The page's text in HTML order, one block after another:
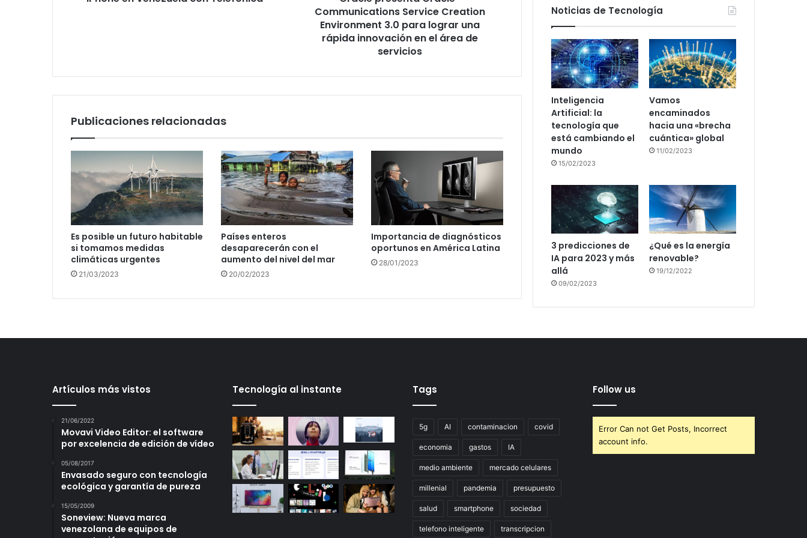
innovación
servicios
Communications Service Creation
Environment 3.0 para lograr una
rápida innovación en el área de
servicios
Publicaciones relacionadas
Es posible un futuro habitable
si tomamos medidas
climáticas urgentes
21/03/2023
Países enteros
desaparecerán con el
aumento del nivel del mar
20/02/2023
Importancia de diagnósticos
oportunos en América Latina
28/01/2023
Noticias de Tecnología
Inteligencia
Artificial: la
tecnología que
está cambiando el
mundo
15/02/2023
Vamos
encaminados
hacia una «brecha
cuántica» global
11/02/2023
3 predicciones de
IA para 2023 y más
allá
09/02/2023
¿Qué es la energía
renovable?
19/12/2022
Artículos más vistos
21/06/2022
Movavi Video Editor: el software
por excelencia de edición de vídeo
05/08/2017
Envasado seguro con tecnología
ecológica y garantía de pureza
15/05/2009
Soneview: Nueva marca
venezolana de equipos de
Tecnología al instante Tags
5g AI contaminacion covid
economia gastos IA
medio ambiente mercado celulares
millenial pandemia presupuesto
salud smartphone sociedad
telefono inteligente transcripcion
Follow us
Error Can not Get Posts, Incorrect
account info.